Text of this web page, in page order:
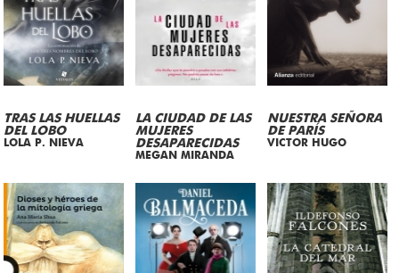
TRAS LAS HUELLAS
DEL LOBO
LOLA P. NIEVA
LA CIUDAD DE LAS
MUJERES
DESAPARECIDAS
MEGAN MIRANDA
NUESTRA SEÑORA
DE PARÍS
VICTOR HUGO